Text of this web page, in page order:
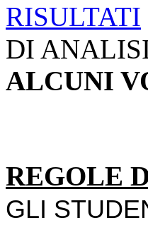
RISULTATI
DI
ALCUNI
REGOLE
GLI